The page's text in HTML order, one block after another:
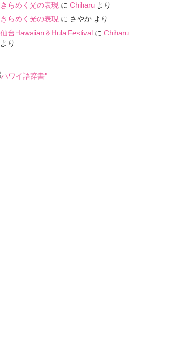
きらめく光の表現 に Chiharu より
きらめく光の表現 に さやか より
仙台Hawaiian＆Hula Festival に Chiharu
より